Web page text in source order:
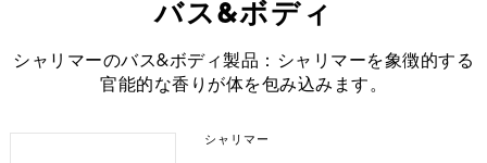
バス&ボディ
シャリマーのバス&ボディ製品：シャリマーを象徴的する
官能的な香りが体を包み込みます。
シャリマー